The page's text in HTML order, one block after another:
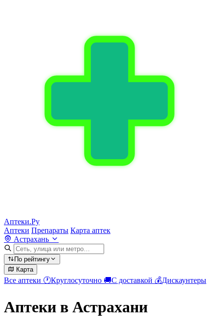
Аптеки.Ру
Аптеки Препараты Карта аптек
Астрахань
По рейтингу
Карта
Все аптеки 🕐Круглосуточно 🚚С доставкой 💰Дискаунтеры
Аптеки в Астрахани